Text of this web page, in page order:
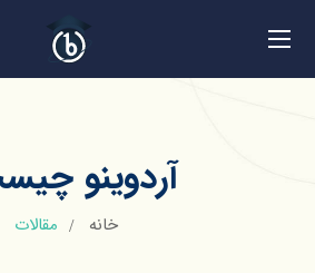
آردوینو
خانه مقالات